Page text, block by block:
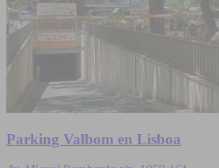
Parking Valbom en Lisboa